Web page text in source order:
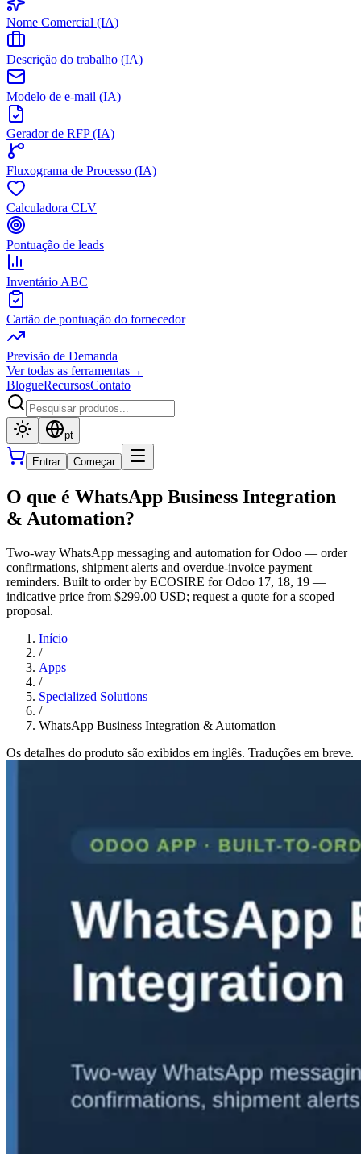
Nome Comercial (IA)
Descrição do trabalho (IA)
Modelo de e-mail (IA)
Gerador de RFP (IA)
Fluxograma de Processo (IA)
Calculadora CLV
Pontuação de leads
Inventário ABC
Cartão de pontuação do fornecedor
Previsão de Demanda
Ver todas as ferramentas→
BlogueRecursosContato
pt
Entrar Começar
O que é WhatsApp Business Integration
& Automation?
Two-way WhatsApp messaging and automation for Odoo — order
confirmations, shipment alerts and overdue-invoice payment
reminders. Built to order by ECOSIRE for Odoo 17, 18, 19 —
indicative price from $299.00 USD; request a quote for a scoped
proposal.
Início
/
Apps
/
Specialized Solutions
/
WhatsApp Business Integration & Automation
Os detalhes do produto são exibidos em inglês. Traduções em breve.